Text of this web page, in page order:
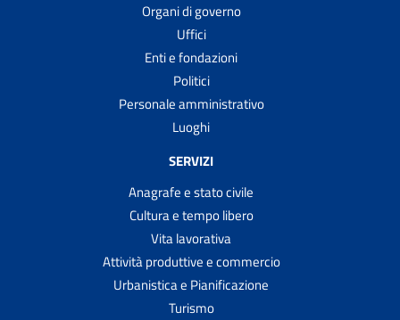
Organi di governo
Uffici
Enti e fondazioni
Politici
Personale amministrativo
Luoghi
SERVIZI
Anagrafe e stato civile
Cultura e tempo libero
Vita lavorativa
Attività produttive e commercio
Urbanistica e Pianificazione
Turismo